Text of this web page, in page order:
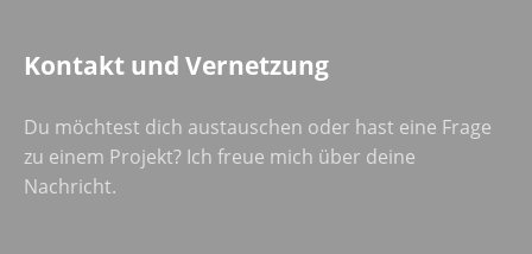
Kontakt und Vernetzung
Du möchtest dich austauschen oder hast eine Frage
zu einem Projekt? Ich freue mich über deine
Nachricht.